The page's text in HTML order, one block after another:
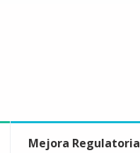
Mejora Regulatoria